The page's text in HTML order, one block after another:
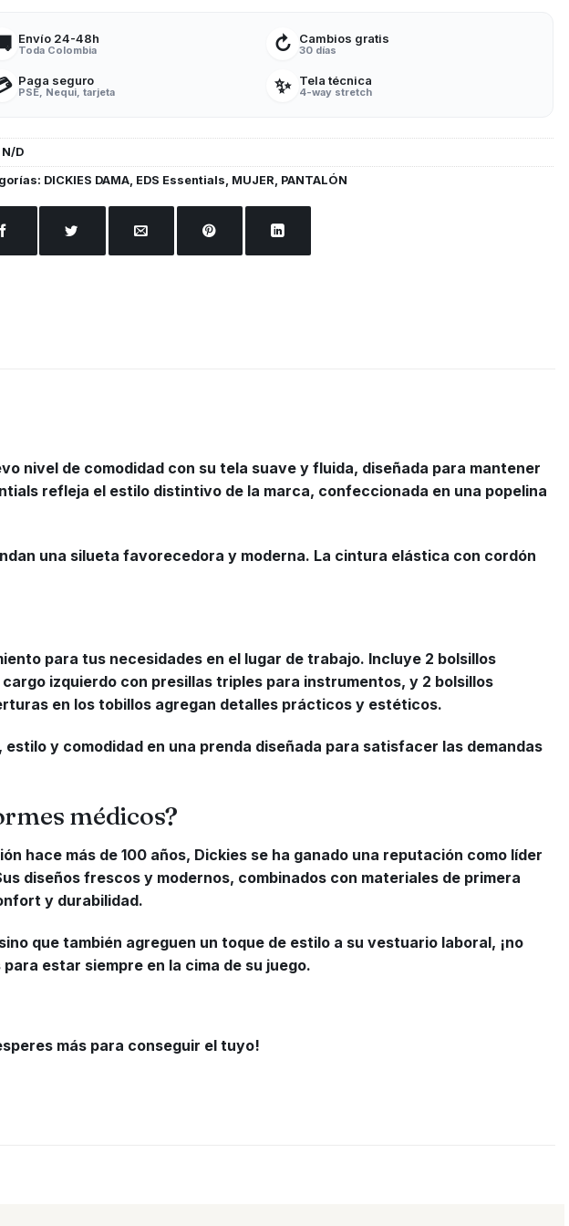
Envío 24-48h
Toda Colombia ↻ Cambios gratis
30 días
Paga seguro
PSE, Nequi, tarjeta ✨ Tela técnica
4-way stretch
N/D
DICKIES DAMA, EDS Essentials, MUJER, PANTALÓN
nivel de comodidad con su tela suave y fluida, diseñada para mantener
refleja el estilo distintivo de la marca, confeccionada en una popelina
una silueta favorecedora y moderna. La cintura elástica con cordón
para tus necesidades en el lugar de trabajo. Incluye 2 bolsillos
izquierdo con presillas triples para instrumentos, y 2 bolsillos
en los tobillos agregan detalles prácticos y estéticos.
y comodidad en una prenda diseñada para satisfacer las demandas
médicos?
hace más de 100 años, Dickies se ha ganado una reputación como líder
diseños frescos y modernos, combinados con materiales de primera
y durabilidad.
que también agreguen un toque de estilo a su vestuario laboral, ¡no
estar siempre en la cima de su juego.
más para conseguir el tuyo!